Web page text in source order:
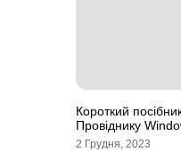
Короткий
Провіднику
2 Грудня, 2023